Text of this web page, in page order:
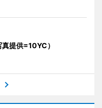
提供=10YC）